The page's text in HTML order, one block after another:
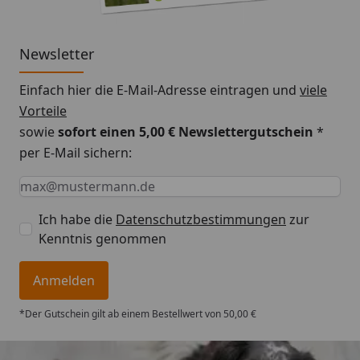
Informationen vorübergehend nicht verfügbar
Newsletter
Einfach hier die E-Mail-Adresse eintragen und viele
Vorteile
sowiesofort einen 5,00 € Newslettergutschein *
per E-Mail sichern:
Keine Eingabe erforderlich
Eingabe erforderlich
E-Mail *
Ich habe die Datenschutzbestimmungen zur
Kenntnis genommen
Anmelden
*Der Gutschein gilt ab einem Bestellwert von 50,00 €